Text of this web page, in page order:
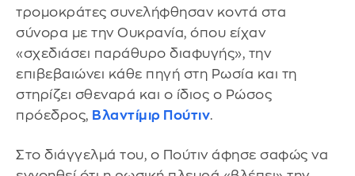
τρομοκράτες συνελήφθησαν κοντά στα
σύνορα με την Ουκρανία, όπου είχαν
«σχεδιάσει παράθυρο διαφυγής», την
επιβεβαιώνει κάθε πηγή στη Ρωσία και τη
στηρίζει σθεναρά και ο ίδιος ο Ρώσος
πρόεδρος, Βλαντίμιρ Πούτιν.
Στο διάγγελμά του, ο Πούτιν άφησε σαφώς να